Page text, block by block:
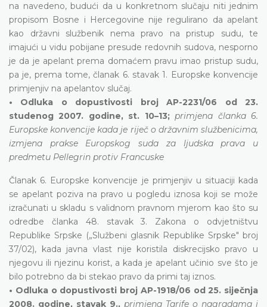
na navedeno, budući da u konkretnom slučaju niti jednim
propisom Bosne i Hercegovine nije regulirano da apelant
kao državni službenik nema pravo na pristup sudu, te
imajući u vidu pobijane presude redovnih sudova, nesporno
je da je apelant prema domaćem pravu imao pristup sudu,
pa je, prema tome, članak 6. stavak 1. Europske konvencije
primjenjiv na apelantov slučaj.
• Odluka o dopustivosti broj AP-2231/06 od 23.
studenog 2007. godine, st. 10–13;primjena članka 6.
Europske konvencije kada je riječ o državnim službenicima,
izmjena prakse Europskog suda za ljudska prava u
predmetu Pellegrin protiv Francuske
Članak 6. Europske konvencije je primjenjiv u situaciji kada
se apelant poziva na pravo u pogledu iznosa koji se može
izračunati u skladu s validnom pravnom mjerom kao što su
odredbe članka 48. stavak 3. Zakona o odvjetništvu
Republike Srpske („Službeni glasnik Republike Srpske" broj
37/02), kada javna vlast nije koristila diskrecijsko pravo u
njegovu ili njezinu korist, a kada je apelant učinio sve što je
bilo potrebno da bi stekao pravo da primi taj iznos.
• Odluka o dopustivosti broj AP-1918/06 od 25. siječnja
2008. godine, stavak 9., primjena Tarife o nagradama i